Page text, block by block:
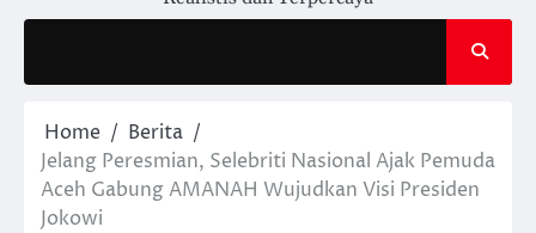
Home
Berita
Jelang Peresmian, Selebriti Nasional Ajak Pemuda
Aceh Gabung AMANAH Wujudkan Visi Presiden
Jokowi